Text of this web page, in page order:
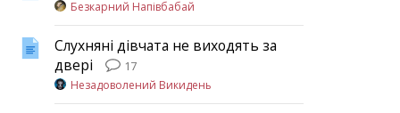
Безкарний Напівбабай
Слухняні дівчата не виходять за
двері
17
Незадоволений Викидень